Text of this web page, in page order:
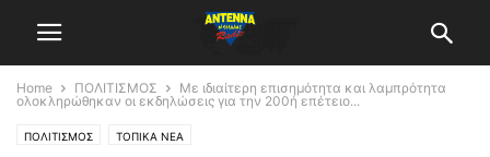
Home ΠΟΛΙΤΙΣΜΟΣ
Με ιδιαίτερη επισημότητα και λαμπρότητα
ολοκληρώθηκαν οι εκδηλώσεις για την 200ή επέτειο...
ΠΟΛΙΤΙΣΜΟΣ ΤΟΠΙΚΑ ΝΕΑ